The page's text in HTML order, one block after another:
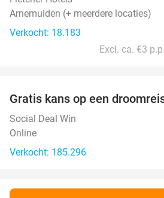
Arnemuiden (+ meerdere locaties)
Verkocht: 18.183
Excl. ca. €3
Gratis kans op een
Social Deal Win
Online
Verkocht: 185.296